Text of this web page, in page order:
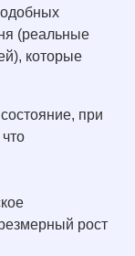
(реальные
которые
при
рост